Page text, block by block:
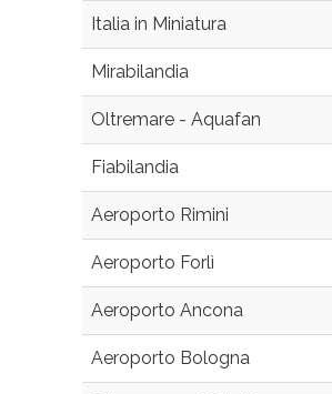
Italia in Miniatura
Mirabilandia
Oltremare - Aquafan
Fiabilandia
Aeroporto Rimini
Aeroporto Forlì
Aeroporto Ancona
Aeroporto Bologna